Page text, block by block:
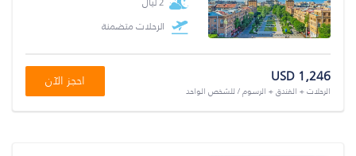
الرحلات متضمنة
USD 1,246
الرحلات + الفندق + الرسوم / للشخص الواحد
احجز الآن